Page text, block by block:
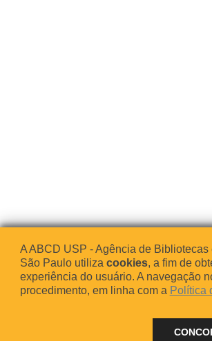
A ABCD USP - Agência de
São Paulo utiliza cookies, a fim de
experiência do usuário. A navegação
procedimento, em linha com a Política